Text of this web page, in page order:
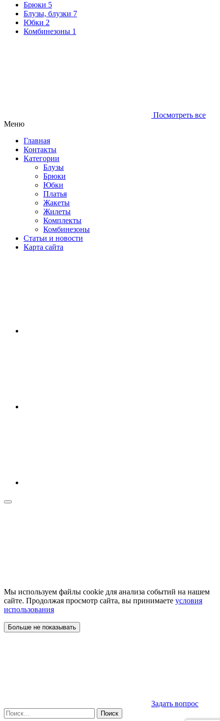
Брюки 5
Блузы, блузки 7
Юбки 2
Комбинезоны 1
Посмотреть все
Меню
Главная
Контакты
Категории
Блузы
Брюки
Юбки
Платья
Жакеты
Жилеты
Комплекты
Комбинезоны
Статьи и новости
Карта сайта
Мы используем файлы cookie для анализа событий на нашем
сайте. Продолжая просмотр сайта, вы принимаете условия
использования
Больше не показывать
Задать вопрос
Найти: